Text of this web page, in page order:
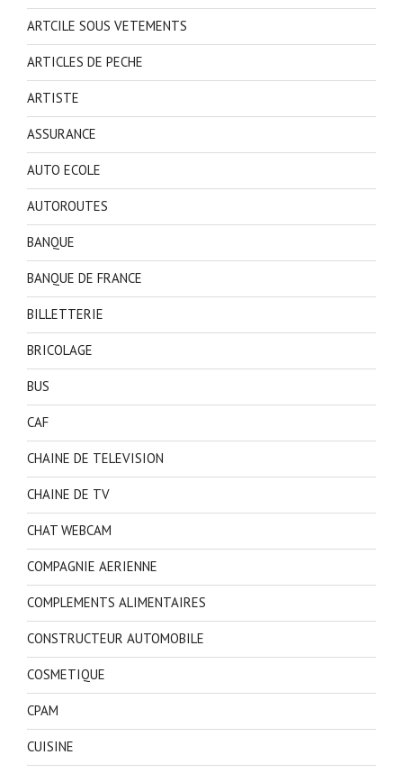
ARTCILE SOUS VETEMENTS
ARTICLES DE PECHE
ARTISTE
ASSURANCE
AUTO ECOLE
AUTOROUTES
BANQUE
BANQUE DE FRANCE
BILLETTERIE
BRICOLAGE
BUS
CAF
CHAINE DE TELEVISION
CHAINE DE TV
CHAT WEBCAM
COMPAGNIE AERIENNE
COMPLEMENTS ALIMENTAIRES
CONSTRUCTEUR AUTOMOBILE
COSMETIQUE
CPAM
CUISINE